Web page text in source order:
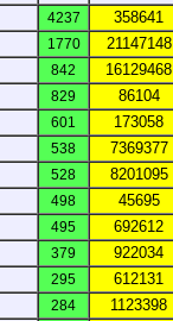
4237 358641
1770 21147148
842 16129468
829 86104
601 173058
538 7369377
528 8201095
498 45695
495 692612
379 922034
295 612131
284 1123398